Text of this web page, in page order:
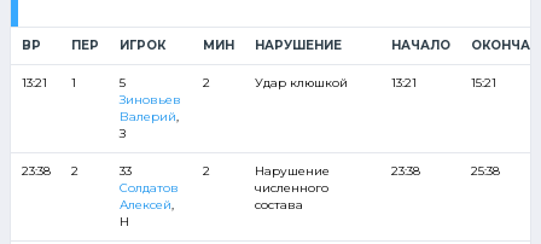
ВР ПЕР ИГРОК МИН НАРУШЕНИЕ НАЧАЛО
13:21 1
5
Зиновьев
Валерий,
З
2 Удар клюшкой 13:21 15:21
23:38 2
33
Солдатов
Алексей,
Н
2
Нарушение
численного
состава
23:38 25:38